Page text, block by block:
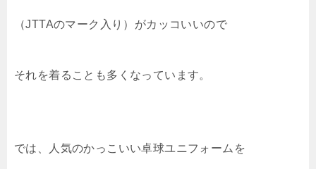
（JTTAのマーク入り）がカッコいいので
それを着ることも多くなっています。
では、人気のかっこいい卓球ユニフォームを